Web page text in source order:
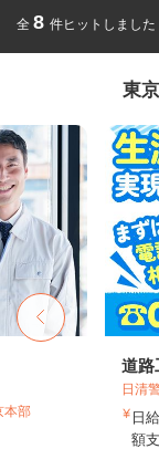
全 8 件ヒットしました
東
部
道路
日清
日
額